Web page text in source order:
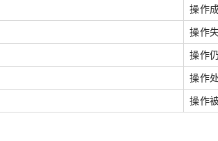
操作
操作
操作
操作
操作